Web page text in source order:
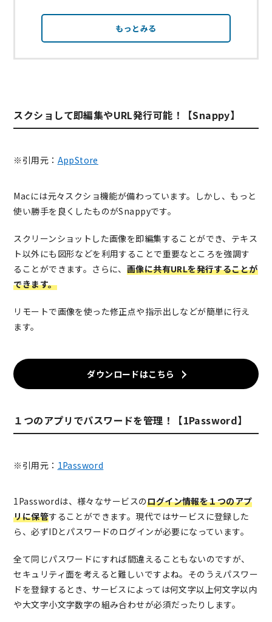
もっとみる
スクショして即編集やURL発行可能！【Snappy】
※引用元： AppStore
Macには元々スクショ機能が備わっています。しかし、もっと
使い勝手を良くしたものがSnappyです。
スクリーンショットした画像を即編集することができ、テキス
ト以外にも図形などを利用することで重要なところを強調す
ることができます。さらに、 画像に共有URLを発行することが
できます。
リモートで画像を使った修正点や指示出しなどが簡単に行え
ます。
ダウンロードはこちら
１つのアプリでパスワードを管理！【1Password】
※引用元： 1Password
1Passwordは、様々なサービスのログイン情報を１つのアプ
リに保管することができます。現代ではサービスに登録した
ら、必ずIDとパスワードのログインが必要になっています。
全て同じパスワードにすれば間違えることもないのですが、
セキュリティ面を考えると難しいですよね。そのうえパスワー
ドを登録するとき、サービスによっては何文字以上何文字以内
や大文字小文字数字の組み合わせが必須だったりします。